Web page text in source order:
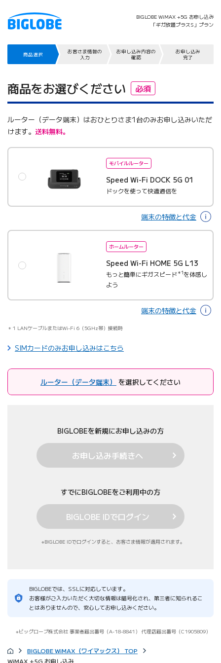
BIGLOBE WiMAX +5G お申し込み
「ギガ放題プラスS」プラン
商品選択
お客さま情報の
入力
お申し込み内容の
確認
お申し込み
完了
商品をお選びください 必須
ルーター（データ端末）はおひとりさま1台のみお申し込みいただ
けます。 送料無料。
モバイルルーター
Speed Wi-Fi DOCK 5G 01
ドックを使って快適通信を
端末の特徴と代金
ホームルーター
Speed Wi-Fi HOME 5G L13
もっと簡単にギガスピード＊1を体感し
よう
端末の特徴と代金
1 LANケーブルまたはWi-Fi 6（5GHz帯）接続時
SIMカードのみお申し込みはこちら
ルーター（データ端末） を選択してください
BIGLOBEを新規にお申し込みの方
お申し込み手続きへ
すでにBIGLOBEをご利用中の方
BIGLOBE IDでログイン
BIGLOBE IDでログインすると、お客さま情報が適用されます。
BIGLOBEでは、SSLに対応しています。
お客様がご入力いただく大切な情報は暗号化され、第三者に知られるこ
とはありませんので、安心してお申し込みください。
ビッグローブ株式会社 事業者届出番号（A-18-8841） 代理店届出番号（C1905809）
BIGLOBE WiMAX（ワイマックス） TOP
WiMAX +5G お申し込み